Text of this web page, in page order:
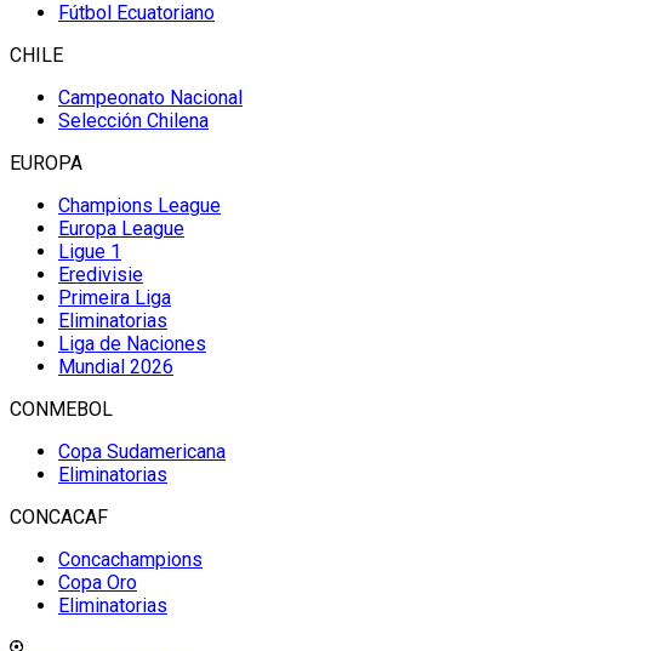
Fútbol Ecuatoriano
CHILE
Campeonato Nacional
Selección Chilena
EUROPA
Champions League
Europa League
Ligue 1
Eredivisie
Primeira Liga
Eliminatorias
Liga de Naciones
Mundial 2026
CONMEBOL
Copa Sudamericana
Eliminatorias
CONCACAF
Concachampions
Copa Oro
Eliminatorias